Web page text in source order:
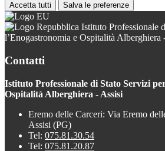
Accetta tutti Salva le preferenze
Istituto Professionale
l’Enogastronomia e Ospitalità Alberghiera
Contatti
Istituto Professionale di Stato Servizi
Ospitalità Alberghiera - Assisi
Eremo delle Carceri: Via Eremo
Assisi (PG)
Tel: 075.81.30.54
Tel: 075.81.20.87